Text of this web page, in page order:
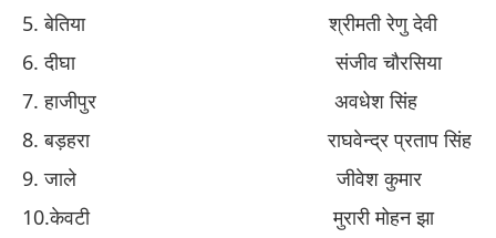
​5. ​बेतिया​ ​
श्रीमती रेणु देवी
​6. ​दीघा ​ ​संजीव​चौरसिया
​7. ​हाजीपुर अवधे​शसिंह
​8. ​बड़हरा ​ ​राघवेन्द्र प्रताप सिंह
​9. ​जाले ​ ​जीवे​शकुमार
​10.​केवटी ​ ​मुरारी मोहन झा